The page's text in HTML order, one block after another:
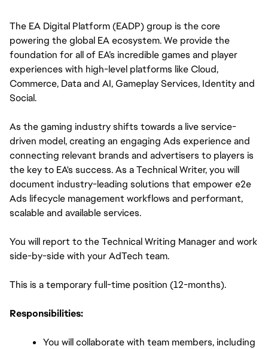
The EA Digital Platform (EADP) group is the core
powering the global EA ecosystem. We provide the
foundation for all of EA’s incredible games and player
experiences with high-level platforms like Cloud,
Commerce, Data and AI, Gameplay Services, Identity and
Social.
As the gaming industry shifts towards a live service-
driven model, creating an engaging Ads experience and
connecting relevant brands and advertisers to players is
the key to EA's success. As a Technical Writer, you will
document industry-leading solutions that empower e2e
Ads lifecycle management workflows and performant,
scalable and available services.
You will report to the Technical Writing Manager and work
side-by-side with your AdTech team.
This is a temporary full-time position (12-months).
Responsibilities:
You will collaborate with team members, including